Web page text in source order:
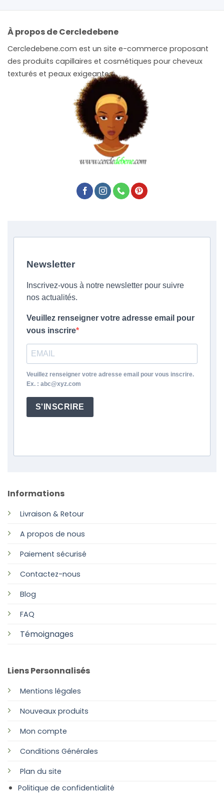
À propos de Cercledebene
Cercledebene.com est un site e-commerce proposant
des produits capillaires et cosmétiques pour cheveux
texturés et peaux exigeantes.
Informations
Livraison & Retour
A propos de nous
Paiement sécurisé
Contactez-nous
Blog
FAQ
Témoignages
Liens Personnalisés
Mentions légales
Nouveaux produits
Mon compte
Conditions Générales
Plan du site
Politique de confidentialité
Newsletter
Inscrivez-vous à notre newsletter pour suivre
nos actualités.
Veuillez renseigner votre adresse email pour
vous inscrire
Veuillez renseigner votre adresse email pour vous inscrire.
Ex. : abc@xyz.com
S'INSCRIRE